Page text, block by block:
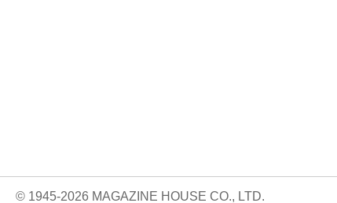
© 1945-2026 MAGAZINE HOUSE CO., LTD.